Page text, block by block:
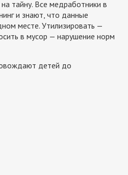
тайну. Все медработники в
и знают, что данные
месте. Утилизировать —
в мусор — нарушение норм
детей до